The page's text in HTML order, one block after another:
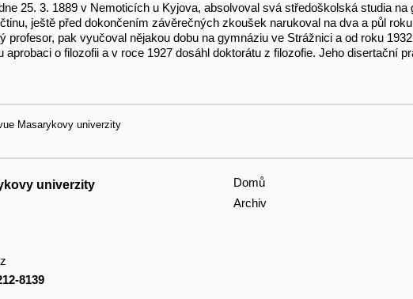
25. 3. 1889 v Nemoticích u Kyjova, absolvoval svá středoškolská studia
ještě před dokončením závěrečných zkoušek narukoval na dva a půl
profesor, pak vyučoval nějakou dobu na gymnáziu ve Strážnici a od roku
o filozofii a v roce 1927 dosáhl doktorátu z filozofie. Jeho disertační
Masarykovy univerzity
univerzity
8139
Domů
Archiv